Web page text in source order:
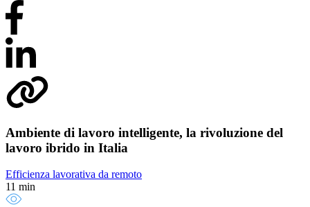
Ambiente di lavoro intelligente, la rivoluzione del
lavoro ibrido in Italia
Efficienza lavorativa da remoto
11 min